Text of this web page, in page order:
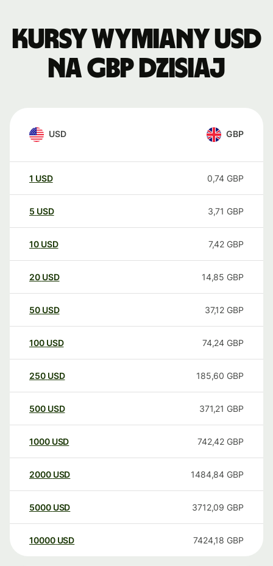
Kursy wymiany USD
na GBP dzisiaj
USD GBP
1 USD 0,74 GBP
5 USD 3,71 GBP
10 USD 7,42 GBP
20 USD 14,85 GBP
50 USD 37,12 GBP
100 USD 74,24 GBP
250 USD 185,60 GBP
500 USD 371,21 GBP
1000 USD 742,42 GBP
2000 USD 1484,84 GBP
5000 USD 3712,09 GBP
10000 USD 7424,18 GBP